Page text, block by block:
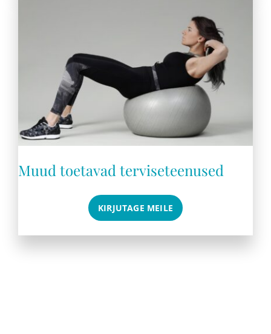
Muud toetavad terviseteenused
KIRJUTAGE MEILE